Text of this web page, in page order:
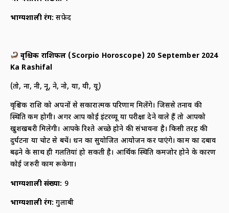
भाग्यशाली रंग: सफ़ेद
वृश्चिक राशिफल (Scorpio Horoscope) 20 September 2024
Ka Rashifal
(तो, ना, नी, नू, ने, नो, या, यी, यू)
वृश्चिक राशि को अपनों से सकारात्मक परिणाम मिलेंगे। जिससे तनाव की
स्थिति कम होगी। अगर आप कोई इंटरव्यू या परीक्षा देने वाले हैं तो आपको
खुशखबरी मिलेगी। आपके रिश्ते अच्छे होने की संभावना है। किसी तरह की
दुर्घटना या चोट से बचें। धन का सुयोजित आयोजन कर पाएंगे। काम का दबाव
बढ़ने के साथ ही गलतियां हो सकती है। आर्थिक स्थिति कमजोर होने के कारण
कोई जरुरी काम रूकेगा।
भाग्यशाली संख्या: 9
भाग्यशाली रंग: गुलाबी